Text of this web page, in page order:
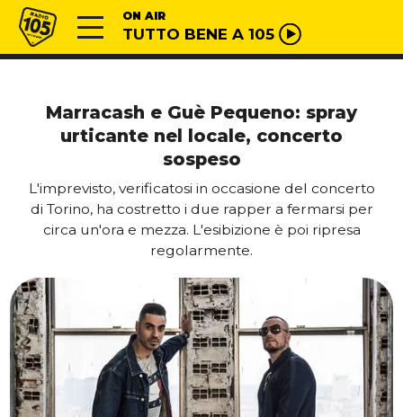
Vai al contenuto
Radio 105 ON AIR
TUTTO BENE A 105
Marracash e Guè Pequeno: spray
urticante nel locale, concerto
sospeso
L'imprevisto, verificatosi in occasione del concerto
di Torino, ha costretto i due rapper a fermarsi per
circa un'ora e mezza. L'esibizione è poi ripresa
regolarmente.